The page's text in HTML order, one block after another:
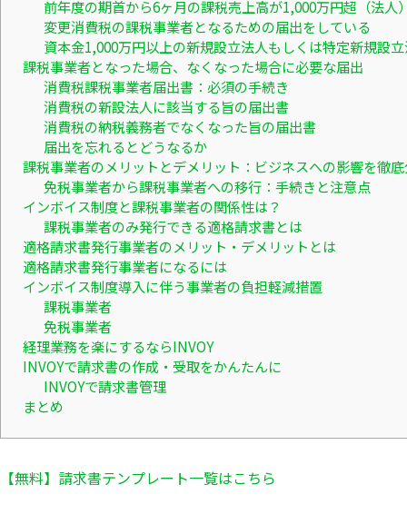
前年度の期首から6ヶ月の課税売上高が1,000万円超（法人
変更消費税の課税事業者となるための届出をしている
資本金1,000万円以上の新規設立法人もしくは特定新規設
課税事業者となった場合、なくなった場合に必要な届出
消費税課税事業者届出書：必須の手続き
消費税の新設法人に該当する旨の届出書
消費税の納税義務者でなくなった旨の届出書
届出を忘れるとどうなるか
課税事業者のメリットとデメリット：ビジネスへの影響を徹
免税事業者から課税事業者への移行：手続きと注意点
インボイス制度と課税事業者の関係性は？
課税事業者のみ発行できる適格請求書とは
適格請求書発行事業者のメリット・デメリットとは
適格請求書発行事業者になるには
インボイス制度導入に伴う事業者の負担軽減措置
課税事業者
免税事業者
経理業務を楽にするならINVOY
INVOYで請求書の作成・受取をかんたんに
INVOYで請求書管理
まとめ
【無料】請求書テンプレート一覧はこちら